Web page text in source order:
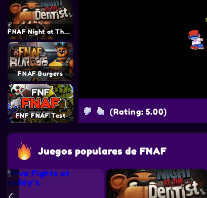
FNAF Night at The Dentist
FNAF Burgers
FNF FNAF Test (Rating: 5.00)
Juegos populares de FNAF